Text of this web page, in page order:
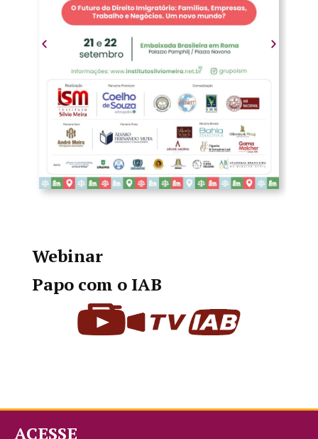
Webinar
Papo com o IAB
ACESSE